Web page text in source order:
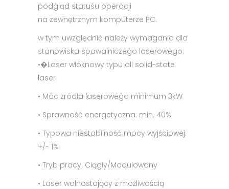
podgląd statusu operacji
na zewnętrznym komputerze PC.
w tym uwzględnić należy wymagania dla
stanowiska spawalniczego laserowego:
•�Laser włóknowy typu all solid-state
laser
• Moc zródła laserowego minimum 3kW
• Sprawność energetyczna: min. 40%
• Typowa niestabilność mocy wyjściowej:
+/- 1%
• Tryb pracy: Ciągły/Modulowany
• Laser wolnostojący z możliwością